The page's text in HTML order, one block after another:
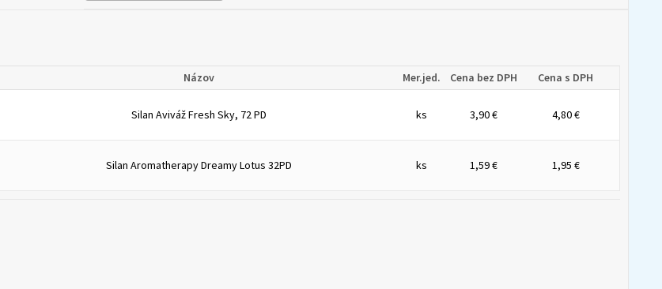
Názov Mer.jed. Cena bez DPH Cena s DPH
Silan Aviváž Fresh Sky, 72 PD ks 3,90 € 4,80 €
Silan Aromatherapy Dreamy Lotus 32PD ks 1,59 € 1,95 €